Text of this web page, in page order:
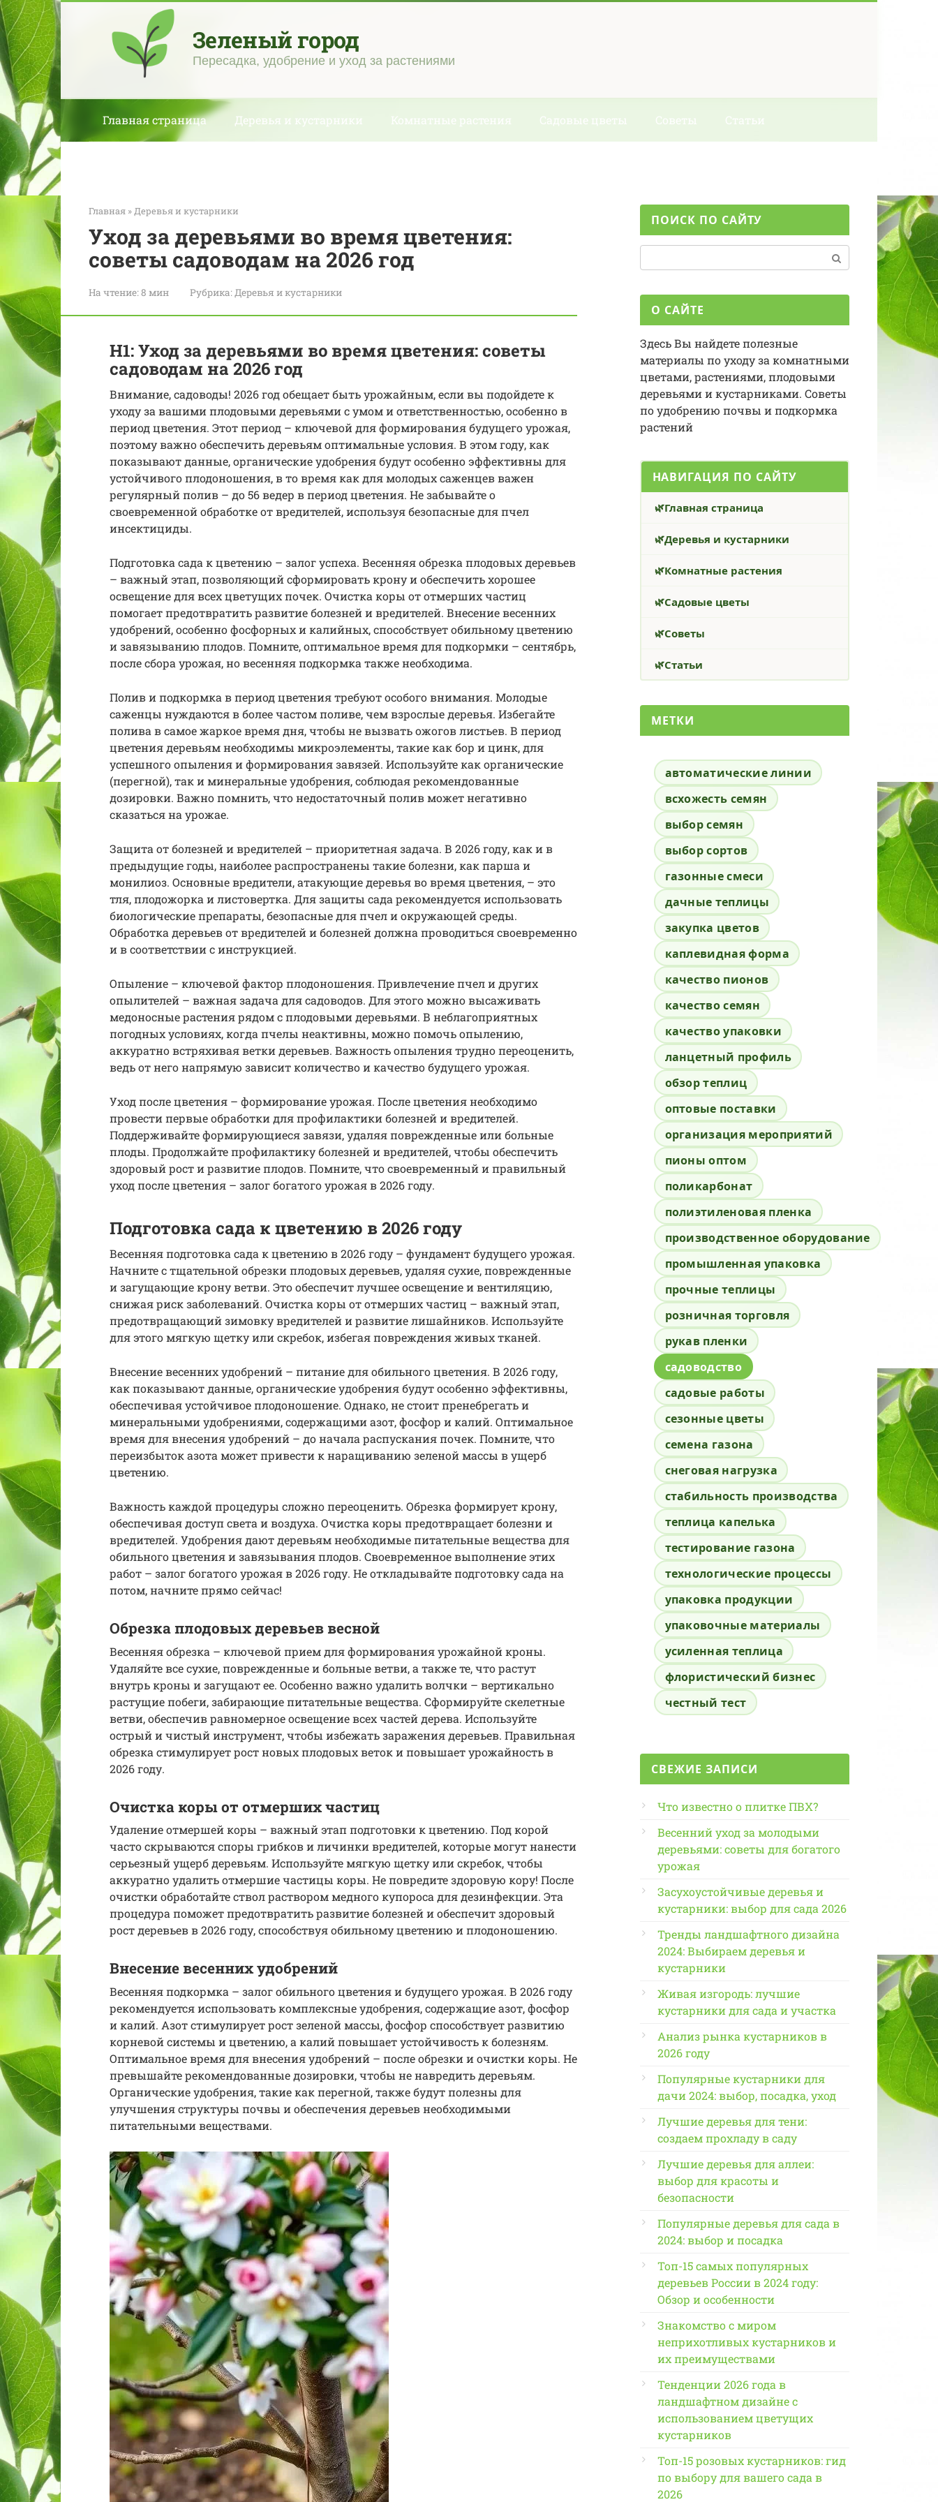
Перейти
к
контенту
Зеленый город
Пересадка, удобрение и уход за растениями
Главная страница Деревья и кустарники Комнатные растения Садовые цветы Советы Статьи
Главная » Деревья и кустарники
Уход за деревьями во время цветения:
советы садоводам на 2026 год
На чтение:8 мин Рубрика:Деревья и кустарники
H1: Уход за деревьями во время цветения: советы
садоводам на 2026 год
Внимание, садоводы! 2026 год обещает быть урожайным, если вы подойдете к
уходу за вашими плодовыми деревьями с умом и ответственностью, особенно в
период цветения. Этот период – ключевой для формирования будущего урожая,
поэтому важно обеспечить деревьям оптимальные условия. В этом году, как
показывают данные, органические удобрения будут особенно эффективны для
устойчивого плодоношения, в то время как для молодых саженцев важен
регулярный полив – до 56 ведер в период цветения. Не забывайте о
своевременной обработке от вредителей, используя безопасные для пчел
инсектициды.
Подготовка сада к цветению – залог успеха. Весенняя обрезка плодовых деревьев
– важный этап, позволяющий сформировать крону и обеспечить хорошее
освещение для всех цветущих почек. Очистка коры от отмерших частиц
помогает предотвратить развитие болезней и вредителей. Внесение весенних
удобрений, особенно фосфорных и калийных, способствует обильному цветению
и завязыванию плодов. Помните, оптимальное время для подкормки – сентябрь,
после сбора урожая, но весенняя подкормка также необходима.
Полив и подкормка в период цветения требуют особого внимания. Молодые
саженцы нуждаются в более частом поливе, чем взрослые деревья. Избегайте
полива в самое жаркое время дня, чтобы не вызвать ожогов листьев. В период
цветения деревьям необходимы микроэлементы, такие как бор и цинк, для
успешного опыления и формирования завязей. Используйте как органические
(перегной), так и минеральные удобрения, соблюдая рекомендованные
дозировки. Важно помнить, что недостаточный полив может негативно
сказаться на урожае.
Защита от болезней и вредителей – приоритетная задача. В 2026 году, как и в
предыдущие годы, наиболее распространены такие болезни, как парша и
монилиоз. Основные вредители, атакующие деревья во время цветения, – это
тля, плодожорка и листовертка. Для защиты сада рекомендуется использовать
биологические препараты, безопасные для пчел и окружающей среды.
Обработка деревьев от вредителей и болезней должна проводиться своевременно
и в соответствии с инструкцией.
Опыление – ключевой фактор плодоношения. Привлечение пчел и других
опылителей – важная задача для садоводов. Для этого можно высаживать
медоносные растения рядом с плодовыми деревьями. В неблагоприятных
погодных условиях, когда пчелы неактивны, можно помочь опылению,
аккуратно встряхивая ветки деревьев. Важность опыления трудно переоценить,
ведь от него напрямую зависит количество и качество будущего урожая.
Уход после цветения – формирование урожая. После цветения необходимо
провести первые обработки для профилактики болезней и вредителей.
Поддерживайте формирующиеся завязи, удаляя поврежденные или больные
плоды. Продолжайте профилактику болезней и вредителей, чтобы обеспечить
здоровый рост и развитие плодов. Помните, что своевременный и правильный
уход после цветения – залог богатого урожая в 2026 году.
Подготовка сада к цветению в 2026 году
Весенняя подготовка сада к цветению в 2026 году – фундамент будущего урожая.
Начните с тщательной обрезки плодовых деревьев, удаляя сухие, поврежденные
и загущающие крону ветви. Это обеспечит лучшее освещение и вентиляцию,
снижая риск заболеваний. Очистка коры от отмерших частиц – важный этап,
предотвращающий зимовку вредителей и развитие лишайников. Используйте
для этого мягкую щетку или скребок, избегая повреждения живых тканей.
Внесение весенних удобрений – питание для обильного цветения. В 2026 году,
как показывают данные, органические удобрения будут особенно эффективны,
обеспечивая устойчивое плодоношение. Однако, не стоит пренебрегать и
минеральными удобрениями, содержащими азот, фосфор и калий. Оптимальное
время для внесения удобрений – до начала распускания почек. Помните, что
переизбыток азота может привести к наращиванию зеленой массы в ущерб
цветению.
Важность каждой процедуры сложно переоценить. Обрезка формирует крону,
обеспечивая доступ света и воздуха. Очистка коры предотвращает болезни и
вредителей. Удобрения дают деревьям необходимые питательные вещества для
обильного цветения и завязывания плодов. Своевременное выполнение этих
работ – залог богатого урожая в 2026 году. Не откладывайте подготовку сада на
потом, начните прямо сейчас!
Обрезка плодовых деревьев весной
Весенняя обрезка – ключевой прием для формирования урожайной кроны.
Удаляйте все сухие, поврежденные и больные ветви, а также те, что растут
внутрь кроны и загущают ее. Особенно важно удалить волчки – вертикально
растущие побеги, забирающие питательные вещества. Сформируйте скелетные
ветви, обеспечив равномерное освещение всех частей дерева. Используйте
острый и чистый инструмент, чтобы избежать заражения деревьев. Правильная
обрезка стимулирует рост новых плодовых веток и повышает урожайность в
2026 году.
Очистка коры от отмерших частиц
Удаление отмершей коры – важный этап подготовки к цветению. Под корой
часто скрываются споры грибков и личинки вредителей, которые могут нанести
серьезный ущерб деревьям. Используйте мягкую щетку или скребок, чтобы
аккуратно удалить отмершие частицы коры. Не повредите здоровую кору! После
очистки обработайте ствол раствором медного купороса для дезинфекции. Эта
процедура поможет предотвратить развитие болезней и обеспечит здоровый
рост деревьев в 2026 году, способствуя обильному цветению и плодоношению.
Внесение весенних удобрений
Весенняя подкормка – залог обильного цветения и будущего урожая. В 2026 году
рекомендуется использовать комплексные удобрения, содержащие азот, фосфор
и калий. Азот стимулирует рост зеленой массы, фосфор способствует развитию
корневой системы и цветению, а калий повышает устойчивость к болезням.
Оптимальное время для внесения удобрений – после обрезки и очистки коры. Не
превышайте рекомендованные дозировки, чтобы не навредить деревьям.
Органические удобрения, такие как перегной, также будут полезны для
улучшения структуры почвы и обеспечения деревьев необходимыми
питательными веществами.
ПОИСК ПО САЙТУ
О САЙТЕ
Здесь Вы найдете полезные
материалы по уходу за комнатными
цветами, растениями, плодовыми
деревьями и кустарниками. Советы
по удобрению почвы и подкормка
растений
НАВИГАЦИЯ ПО САЙТУ
Главная страница
Деревья и кустарники
Комнатные растения
Садовые цветы
Советы
Статьи
МЕТКИ
автоматические линии
всхожесть семян
выбор семян
выбор сортов
газонные смеси
дачные теплицы
закупка цветов
каплевидная форма
качество пионов
качество семян
качество упаковки
ланцетный профиль
обзор теплиц
оптовые поставки
организация мероприятий
пионы оптом
поликарбонат
полиэтиленовая пленка
производственное оборудование
промышленная упаковка
прочные теплицы
розничная торговля
рукав пленки
садоводство
садовые работы
сезонные цветы
семена газона
снеговая нагрузка
стабильность производства
теплица капелька
тестирование газона
технологические процессы
упаковка продукции
упаковочные материалы
усиленная теплица
флористический бизнес
честный тест
СВЕЖИЕ ЗАПИСИ
Что известно о плитке ПВХ?
Весенний уход за молодыми
деревьями: советы для богатого
урожая
Засухоустойчивые деревья и
кустарники: выбор для сада 2026
Тренды ландшафтного дизайна
2024: Выбираем деревья и
кустарники
Живая изгородь: лучшие
кустарники для сада и участка
Анализ рынка кустарников в
2026 году
Популярные кустарники для
дачи 2024: выбор, посадка, уход
Лучшие деревья для тени:
создаем прохладу в саду
Лучшие деревья для аллеи:
выбор для красоты и
безопасности
Популярные деревья для сада в
2024: выбор и посадка
Топ-15 самых популярных
деревьев России в 2024 году:
Обзор и особенности
Знакомство с миром
неприхотливых кустарников и
их преимуществами
Тенденции 2026 года в
ландшафтном дизайне с
использованием цветущих
кустарников
Топ-15 розовых кустарников: гид
по выбору для вашего сада в
2026